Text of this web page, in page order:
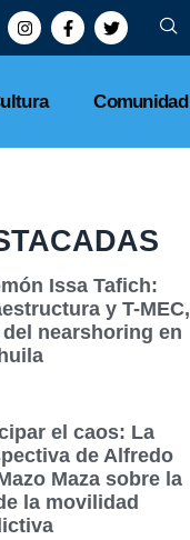
Comunidad
Issa Tafich:
y T-MEC,
nearshoring en
el caos: La
de Alfredo
Maza sobre la
la movilidad